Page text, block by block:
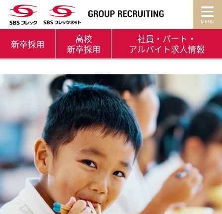
新卒採用
高校
新卒採用
社員・パート・
アルバイト求人情報